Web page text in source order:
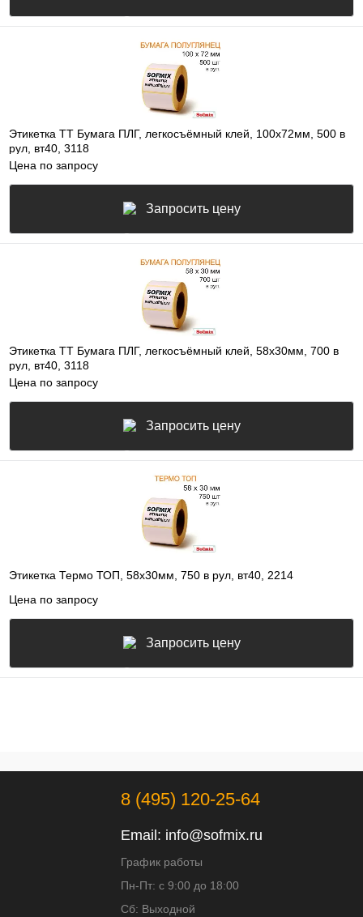
Этикетка ТТ Бумага ПЛГ, легкосъёмный клей, 100х72мм, 500 в
рул, вт40, 3118
Цена по запросу
Запросить цену
Этикетка ТТ Бумага ПЛГ, легкосъёмный клей, 58х30мм, 700 в
рул, вт40, 3118
Цена по запросу
Запросить цену
Этикетка Термо ТОП, 58х30мм, 750 в рул, вт40, 2214
Цена по запросу
Запросить цену
8 (495) 120-25-64
Email: info@sofmix.ru
График работы
Пн-Пт: с 9:00 до 18:00
Сб: Выходной